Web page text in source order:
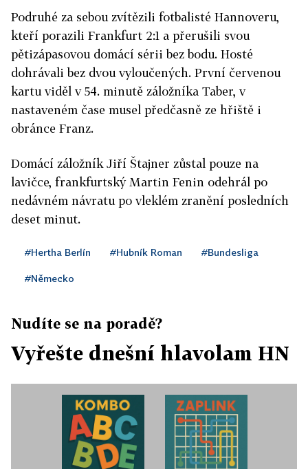
Podruhé za sebou zvítězili fotbalisté Hannoveru,
kteří porazili Frankfurt 2:1 a přerušili svou
pětizápasovou domácí sérii bez bodu. Hosté
dohrávali bez dvou vyloučených. První červenou
kartu viděl v 54. minutě záložníka Taber, v
nastaveném čase musel předčasně ze hřiště i
obránce Franz.
Domácí záložník Jiří Štajner zůstal pouze na
lavičce, frankfurtský Martin Fenin odehrál po
nedávném návratu po vleklém zranění posledních
deset minut.
#Hertha Berlín #Hubník Roman #Bundesliga
#Německo
Nudíte se na poradě?
Vyřešte dnešní hlavolam HN